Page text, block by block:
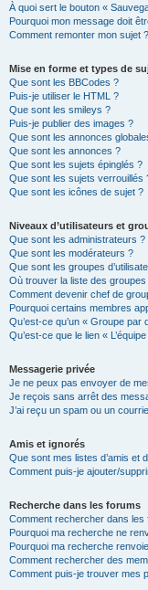
À quoi sert le bouton «
Pourquoi mon message doit
Comment remonter mon sujet ?
Mise en forme et types de
Que sont les BBCodes ?
Puis-je utiliser le HTML ?
Que sont les smileys ?
Puis-je publier des images ?
Que sont les annonces
Que sont les annonces ?
Que sont les sujets épinglés ?
Que sont les sujets verrouillés
Que sont les icônes de sujet ?
Niveaux d’utilisateurs et
Que sont les administrateurs ?
Que sont les modérateurs ?
Que sont les groupes
Où trouver la liste des
Comment devenir chef de
Pourquoi certains membres
Qu’est-ce qu’un « Groupe par
Qu’est-ce que le lien «
Messagerie privée
Je ne peux pas envoyer de
Je reçois sans arrêt des
J’ai reçu un spam ou un
Amis et ignorés
Que sont mes listes d’amis et
Comment puis-je ajouter/
Recherche dans les forums
Comment rechercher dans les
Pourquoi ma recherche ne
Pourquoi ma recherche
Comment rechercher des
Comment puis-je trouver mes